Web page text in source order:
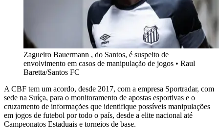
Zagueiro Bauermann , do Santos, é suspeito de
envolvimento em casos de manipulação de jogos • Raul
Baretta/Santos FC
A CBF tem um acordo, desde 2017, com a empresa Sportradar, com
sede na Suíça, para o monitoramento de apostas esportivas e o
cruzamento de informações que identifique possíveis manipulações
em jogos de futebol por todo o país, desde a elite nacional até
Campeonatos Estaduais e torneios de base.